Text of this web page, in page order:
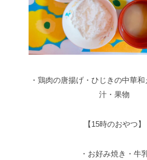
・鶏肉の唐揚げ・ひじきの中華
汁・果物
【15時のおやつ】
・お好み焼き・牛